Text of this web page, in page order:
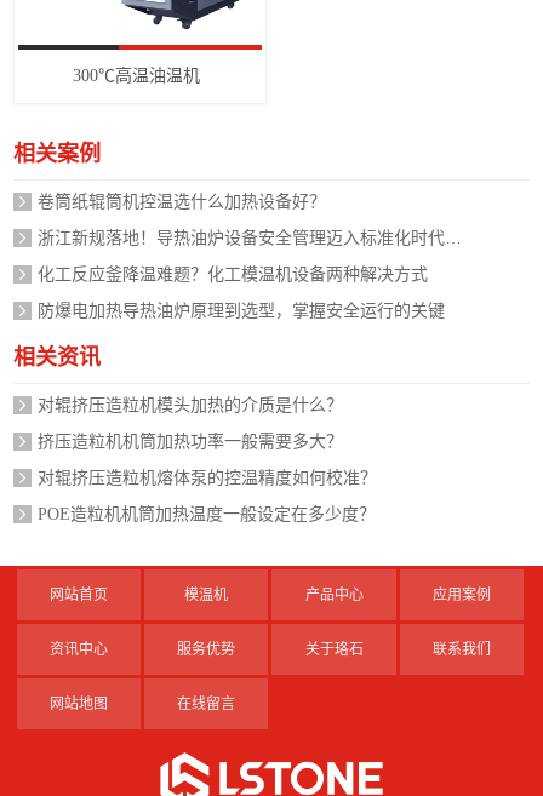
300℃高温油温机
相关案例
卷筒纸辊筒机控温选什么加热设备好？
化工反应釜降温难题？化工模温机设备两种解决方式
防爆电加热导热油炉原理到选型，掌握安全运行的关键
相关资讯
对辊挤压造粒机模头加热的介质是什么？
挤压造粒机机筒加热功率一般需要多大？
对辊挤压造粒机熔体泵的控温精度如何校准？
POE造粒机机筒加热温度一般设定在多少度？
网站首页 模温机 产品中心 应用案例
资讯中心 服务优势 关于珞石 联系我们
网站地图 在线留言